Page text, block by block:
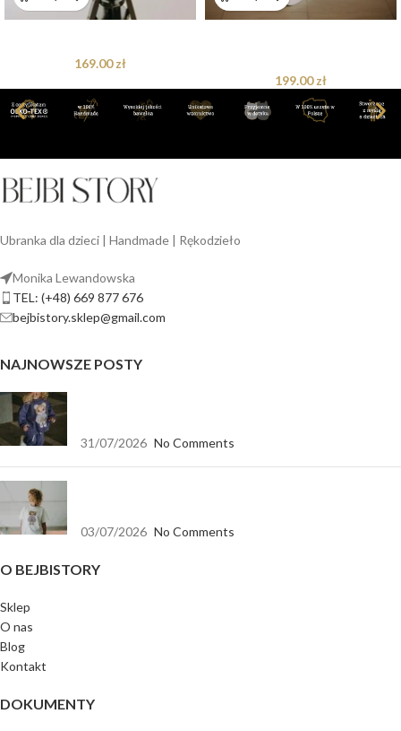
169.00zł
199.00zł
Ubranka dla dzieci | Handmade | Rękodzieło
Monika Lewandowska
TEL: (+48) 669 877 676
bejbistory.sklep@gmail.com
NAJNOWSZE POSTY
31/07/2026 No Comments
03/07/2026 No Comments
O BEJBISTORY
Sklep
O nas
Blog
Kontakt
DOKUMENTY